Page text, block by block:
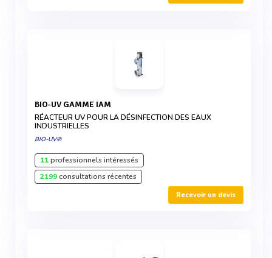
BIO-UV GAMME IAM
RÉACTEUR UV POUR LA DÉSINFECTION DES EAUX
INDUSTRIELLES
BIO-UV®
11professionnels intéressés
2199consultations récentes
Recevoir un devis